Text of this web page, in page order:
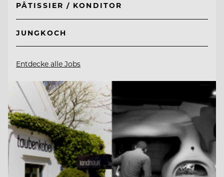
PÂTISSIER / KONDITOR
JUNGKOCH
Entdecke alle Jobs